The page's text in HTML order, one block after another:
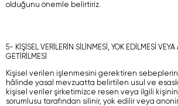
olduğunu önemle belirtiriz.
5- KİŞİSEL VERİLERİN SİLİNMESİ, YOK EDİLMESİ
GETİRİLMESİ
Kişisel verilen işlenmesini gerektiren sebeplerin
hâlinde yasal mevzuatta belirtilen usul ve
kişisel veriler şirketimizce resen veya ilgili
sorumlusu tarafından silinir, yok edilir veya